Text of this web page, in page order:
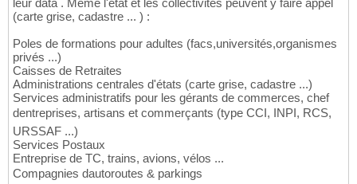
leur data . Même l'état et les collectivités peuvent y faire appel
(carte grise, cadastre ... ) :
Poles de formations pour adultes (facs,universités,organismes
privés ...)
Caisses de Retraites
Administrations centrales d'états (carte grise, cadastre ...)
Services administratifs pour les gérants de commerces, chef
dentreprises, artisans et commerçants (type CCI, INPI, RCS,
URSSAF ...)
Services Postaux
Entreprise de TC, trains, avions, vélos ...
Compagnies dautoroutes & parkings